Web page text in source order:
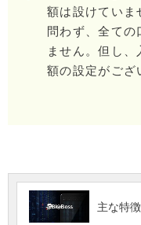
額は設けていま
問わず、全て
ません。但し
額の設定がござ
主な特徴